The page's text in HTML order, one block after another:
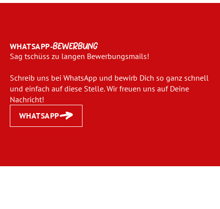
WHATSAPP-BEWERBUNG
Sag tschüss zu langen Bewerbungsmails!
Schreib uns bei WhatsApp und bewirb Dich so ganz schnell
und einfach auf diese Stelle. Wir freuen uns auf Deine
Nachricht!
WHATSAPP